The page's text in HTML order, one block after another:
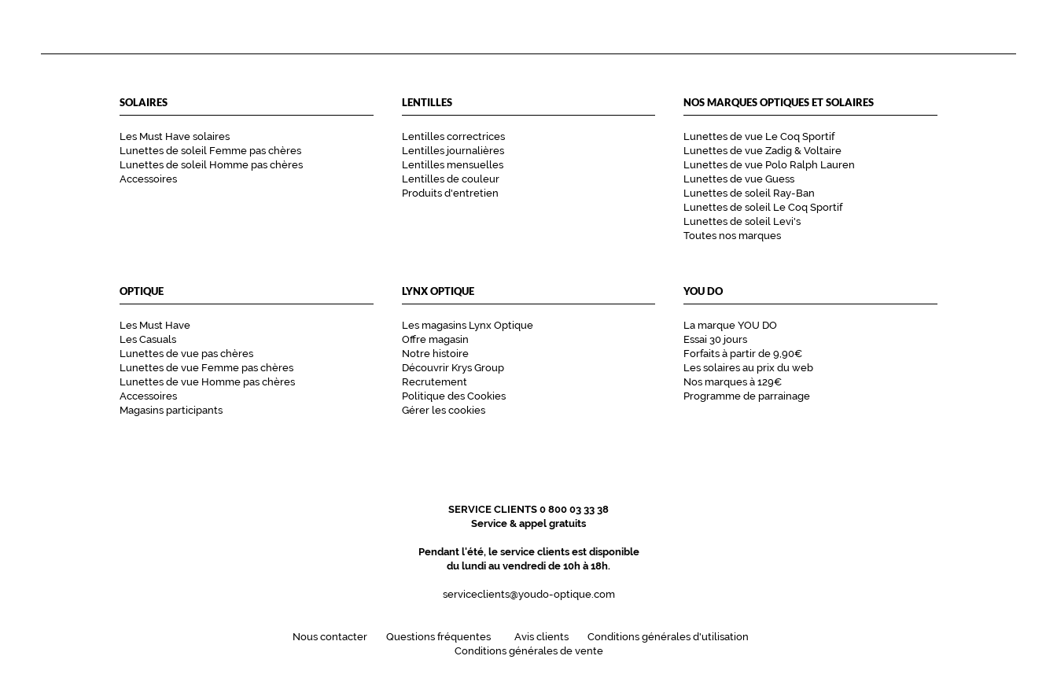
SOLAIRES
Les Must Have solaires
Lunettes de soleil Femme pas chères
Lunettes de soleil Homme pas chères
Accessoires
LENTILLES
Lentilles correctrices
Lentilles journalières
Lentilles mensuelles
Lentilles de couleur
Produits d'entretien
NOS MARQUES OPTIQUES ET SOLAIRES
Lunettes de vue Le Coq Sportif
Lunettes de vue Zadig & Voltaire
Lunettes de vue Polo Ralph Lauren
Lunettes de vue Guess
Lunettes de soleil Ray-Ban
Lunettes de soleil Le Coq Sportif
Lunettes de soleil Levi's
Toutes nos marques
OPTIQUE
Les Must Have
Les Casuals
Lunettes de vue pas chères
Lunettes de vue Femme pas chères
Lunettes de vue Homme pas chères
Accessoires
Magasins participants
LYNX OPTIQUE
Les magasins Lynx Optique
Offre magasin
Notre histoire
Découvrir Krys Group
Recrutement
Politique des Cookies
Gérer les cookies
YOU DO
La marque YOU DO
Essai 30 jours
Forfaits à partir de 9,90€
Les solaires au prix du web
Nos marques à 129€
Programme de parrainage
SERVICE CLIENTS 0 800 03 33 38
Service & appel gratuits
Pendant l'été, le service clients est disponible
du lundi au vendredi de 10h à 18h.
serviceclients@youdo-optique.com
Nous contacter Questions fréquentes Avis clients
Conditions générales d'utilisation
Conditions générales de vente